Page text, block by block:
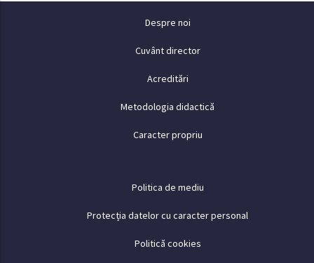
Despre noi
Cuvânt director
Acreditări
Metodologia didactică
Caracter propriu
Politica de mediu
Protecția datelor cu caracter personal
Politică cookies